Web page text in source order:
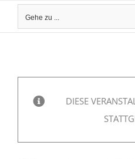
Gehe zu ...
DIESE